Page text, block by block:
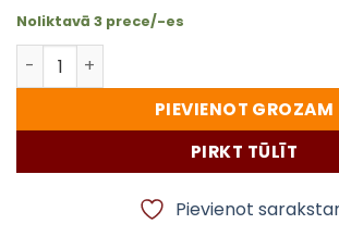
Noliktavā 3 prece/-es
Krūzes komplekts ar nošu rakstu un
PIEVIENOT GROZAM
PIRKT TŪLĪT
Pievienot